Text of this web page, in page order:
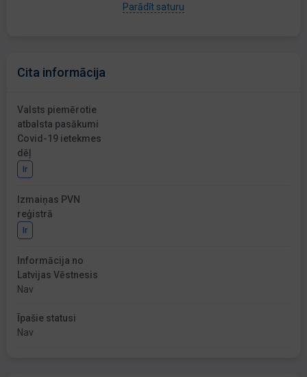
Parādīt saturu
Cita informācija
Valsts piemērotie
atbalsta pasākumi
Covid-19 ietekmes
dēļ
Ir
Izmaiņas PVN
reģistrā
Ir
Informācija no
Latvijas Vēstnesis
Nav
Īpašie statusi
Nav